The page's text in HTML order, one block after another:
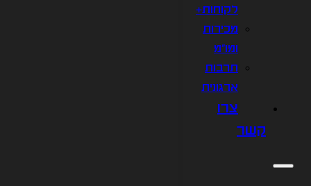
לקוחות+
מכירות
ומו"מ
תרבות
ארגונית
צרו
קשר